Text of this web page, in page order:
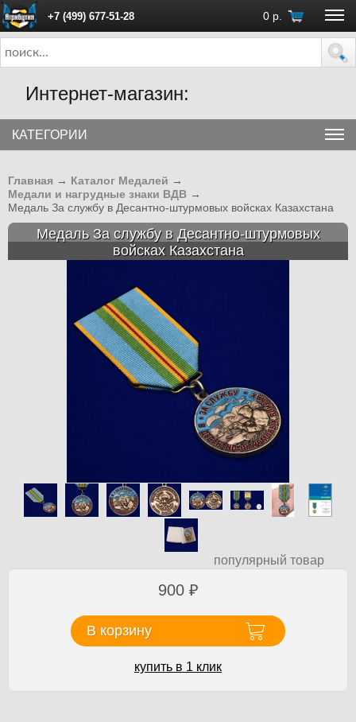
+7 (499) 677-51-28 0 р.
ПН - ПТ с 10:00 до 18:00 (Москва)
Интернет-магазин:
КАТЕГОРИИ
Главная → Каталог Медалей →
Медали и нагрудные знаки ВДВ →
Медаль За службу в Десантно-штурмовых войсках Казахстана
Медаль За службу в Десантно-штурмовых
войсках Казахстана
популярный товар
900 ₽
В корзину
купить в 1 клик